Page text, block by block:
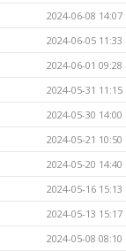
2024-06-08 14:07
2024-06-05 11:33
2024-06-01 09:28
2024-05-31 11:15
2024-05-30 14:00
2024-05-21 10:50
2024-05-20 14:40
2024-05-16 15:13
2024-05-13 15:17
2024-05-08 08:10